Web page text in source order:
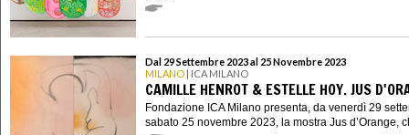
Dal 29 Settembre 2023 al 25 Novembre 2023
MILANO | ICA MILANO
CAMILLE HENROT & ESTELLE HOY. JUS
Fondazione ICA Milano presenta, da venerdì 29
sabato 25 novembre 2023, la mostra Jus d’Orange,